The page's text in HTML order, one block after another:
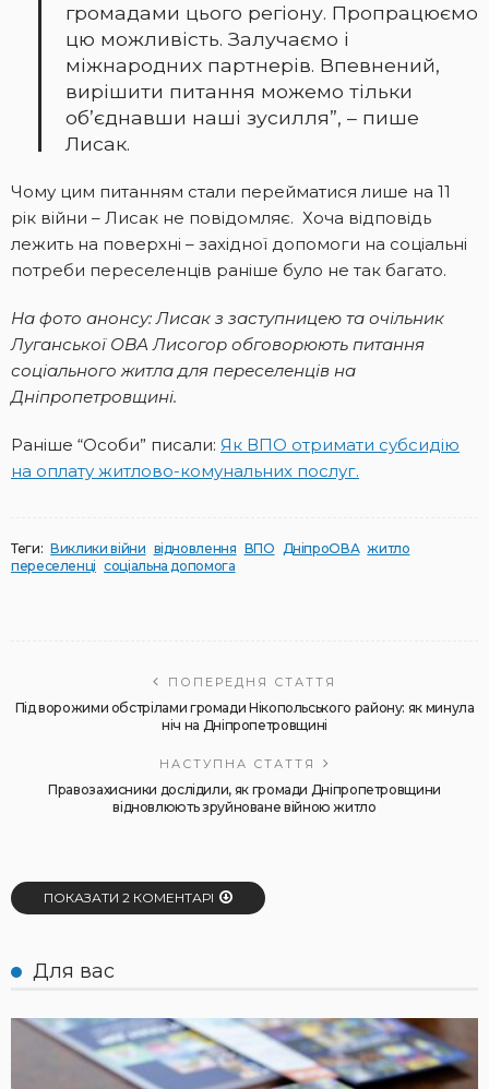
громадами цього регіону. Пропрацюємо
цю можливість. Залучаємо і
міжнародних партнерів. Впевнений,
вирішити питання можемо тільки
об’єднавши наші зусилля”, – пише
Лисак.
Чому цим питанням стали перейматися лише на 11
рік війни – Лисак не повідомляє. Хоча відповідь
лежить на поверхні – західної допомоги на соціальні
потреби переселенців раніше було не так багато.
На фото анонсу: Лисак з заступницею та очільник
Луганської ОВА Лисогор обговорюють питання
соціального житла для переселенців на
Дніпропетровщині.
Раніше “Особи” писали: Як ВПО отримати субсидію
на оплату житлово-комунальних послуг.
Теги: Виклики війни відновлення ВПО ДніпроОВА житло
переселенці соціальна допомога
ПОПЕРЕДНЯ СТАТТЯ
Під ворожими обстрілами громади Нікопольського району: як минула
ніч на Дніпропетровщині
НАСТУПНА СТАТТЯ
Правозахисники дослідили, як громади Дніпропетровщини
відновлюють зруйноване війною житло
ПОКАЗАТИ 2 КОМЕНТАРІ
Для вас